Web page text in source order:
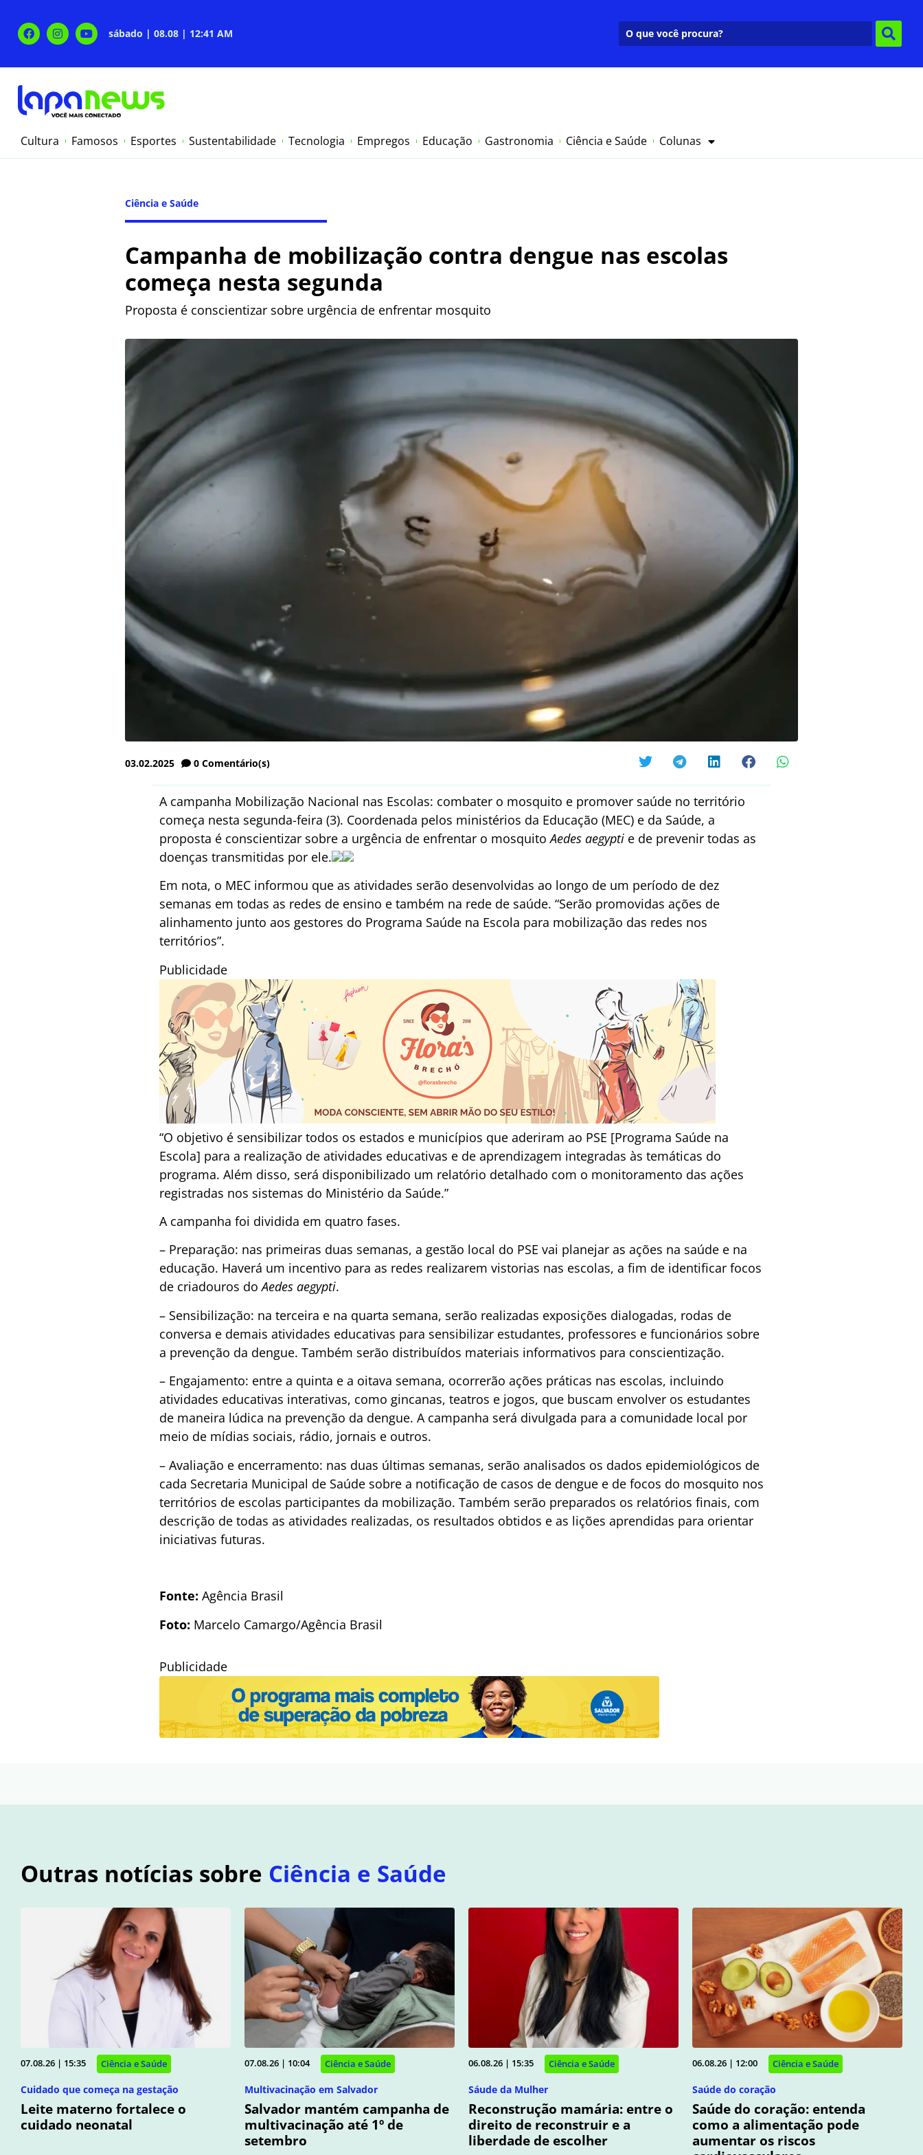
sábado | 08.08 | 12:41 AM
Cultura Famosos Esportes Sustentabilidade Tecnologia Empregos Educação Gastronomia Ciência e Saúde Colunas
Ciência e Saúde
Campanha de mobilização contra dengue nas escolas
começa nesta segunda
Proposta é conscientizar sobre urgência de enfrentar mosquito
03.02.2025 0 Comentário(s)
A campanha Mobilização Nacional nas Escolas: combater o mosquito e promover saúde no território
começa nesta segunda-feira (3). Coordenada pelos ministérios da Educação (MEC) e da Saúde, a
proposta é conscientizar sobre a urgência de enfrentar o mosquitoAedes aegypti e de prevenir todas as
doenças transmitidas por ele.
Em nota, o MEC informou que as atividades serão desenvolvidas ao longo de um período de dez
semanas em todas as redes de ensino e também na rede de saúde. “Serão promovidas ações de
alinhamento junto aos gestores do Programa Saúde na Escola para mobilização das redes nos
territórios”.
Publicidade
“O objetivo é sensibilizar todos os estados e municípios que aderiram ao PSE [Programa Saúde na
Escola] para a realização de atividades educativas e de aprendizagem integradas às temáticas do
programa. Além disso, será disponibilizado um relatório detalhado com o monitoramento das ações
registradas nos sistemas do Ministério da Saúde.”
A campanha foi dividida em quatro fases.
– Preparação: nas primeiras duas semanas, a gestão local do PSE vai planejar as ações na saúde e na
educação. Haverá um incentivo para as redes realizarem vistorias nas escolas, a fim de identificar focos
de criadouros doAedes aegypti.
– Sensibilização: na terceira e na quarta semana, serão realizadas exposições dialogadas, rodas de
conversa e demais atividades educativas para sensibilizar estudantes, professores e funcionários sobre
a prevenção da dengue. Também serão distribuídos materiais informativos para conscientização.
– Engajamento: entre a quinta e a oitava semana, ocorrerão ações práticas nas escolas, incluindo
atividades educativas interativas, como gincanas, teatros e jogos, que buscam envolver os estudantes
de maneira lúdica na prevenção da dengue. A campanha será divulgada para a comunidade local por
meio de mídias sociais, rádio, jornais e outros.
– Avaliação e encerramento: nas duas últimas semanas, serão analisados os dados epidemiológicos de
cada Secretaria Municipal de Saúde sobre a notificação de casos de dengue e de focos do mosquito nos
territórios de escolas participantes da mobilização. Também serão preparados os relatórios finais, com
descrição de todas as atividades realizadas, os resultados obtidos e as lições aprendidas para orientar
iniciativas futuras.
Fonte: Agência Brasil
Foto: Marcelo Camargo/Agência Brasil
Publicidade
Outras notícias sobre Ciência e Saúde
07.08.26 | 15:35 Ciência e Saúde
Cuidado que começa na gestação
Leite materno fortalece o
cuidado neonatal
07.08.26 | 10:04 Ciência e Saúde
Multivacinação em Salvador
Salvador mantém campanha de
multivacinação até 1º de
setembro
06.08.26 | 15:35 Ciência e Saúde
Sáude da Mulher
Reconstrução mamária: entre o
direito de reconstruir e a
liberdade de escolher
06.08.26 | 12:00 Ciência e Saúde
Saúde do coração
Saúde do coração: entenda
como a alimentação pode
aumentar os riscos